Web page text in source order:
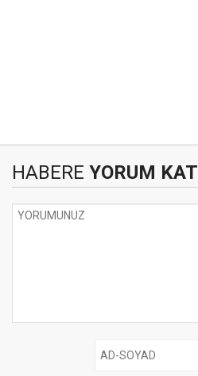
HABERE YORUM KAT